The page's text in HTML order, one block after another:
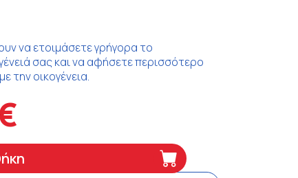
να ετοιμάσετε γρήγορα το
σας και να αφήσετε περισσότερο
την οικογένεια.